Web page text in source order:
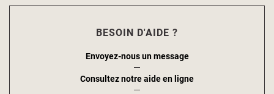
BESOIN D'AIDE ?
Envoyez-nous un message
Consultez notre aide en ligne